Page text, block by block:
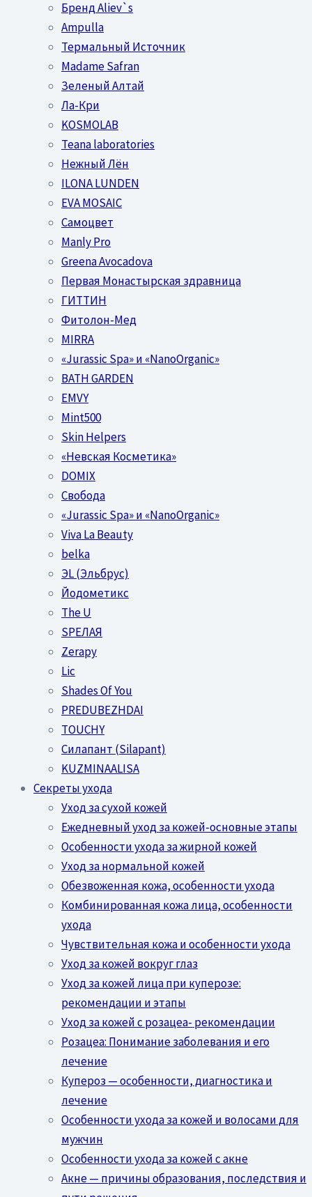
Бренд Aliev`s
Ampulla
Термальный Источник
Madame Safran
Зеленый Алтай
Ла-Кри
KOSMOLAB
Teana laboratories
Нежный Лён
ILONA LUNDEN
EVA MOSAIC
Самоцвет
Manly Pro
Greena Avocadova
Первая Монастырская здравница
ГИТТИН
Фитолон-Мед
MIRRA
«Jurassic Spa» и «NanoOrganic»
BATH GARDEN
EMVY
Mint500
Skin Helpers
«Невская Косметика»
DOMIX
Свобода
«Jurassic Spa» и «NanoOrganic»
Viva La Beauty
belka
ЭL (Эльбрус)
Йодометикс
The U
SPEЛАЯ
Zerapy
Lic
Shades Of You
PREDUBEZHDAI
TOUCHY
Силапант (Silapant)
KUZMINAALISA
Секреты ухода
Уход за сухой кожей
Ежедневный уход за кожей-основные этапы
Особенности ухода за жирной кожей
Уход за нормальной кожей
Обезвоженная кожа, особенности ухода
Комбинированная кожа лица, особенности
ухода
Чувствительная кожа и особенности ухода
Уход за кожей вокруг глаз
Уход за кожей лица при куперозе:
рекомендации и этапы
Уход за кожей с розацеа- рекомендации
Розацеа: Понимание заболевания и его
лечение
Купероз — особенности, диагностика и
лечение
Особенности ухода за кожей и волосами для
мужчин
Особенности ухода за кожей с акне
Акне — причины образования, последствия и